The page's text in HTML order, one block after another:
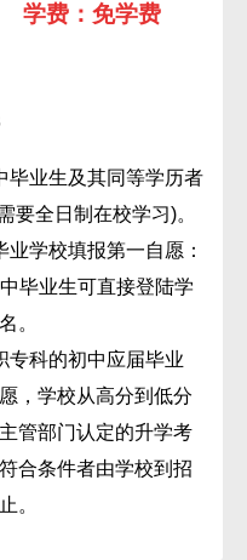
费：免学费
毕业生及其同等学历者
要全日制在校学习)。
学校填报第一自愿：
毕业生可直接登陆学
。
专科的初中应届毕业
，学校从高分到低分
管部门认定的升学考
合条件者由学校到招
。